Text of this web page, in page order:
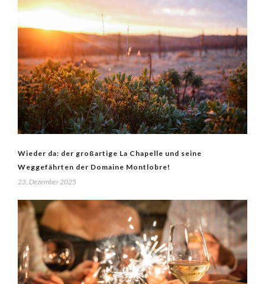
Wieder da: der großartige La Chapelle und seine
Weggefährten der Domaine Montlobre!
23. Dezember 2025